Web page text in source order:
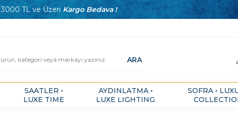
3000 TL ve Üzeri Kargo Bedava !
ARA
SAATLER •
LUXE TIME
AYDINLATMA •
LUXE LIGHTING
SOFRA •